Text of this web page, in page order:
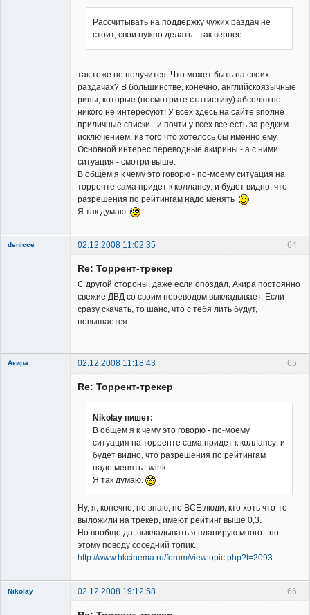
Рассчитывать на поддержку чужих раздач не
стоит, свои нужно делать - так вернее.
так тоже не получится. Что может быть на своих
раздачах? В большинстве, конечно, английскоязычные
рипы, которые (посмотрите статистику) абсолютно
никого не интересуют! У всех здесь на сайте вполне
приличные списки - и почти у всех все есть за редким
исключением, из того что хотелось бы именно ему.
Основной интерес переводные акирины - а с ними
ситуация - смотри выше.
В общем я к чему это говорю - по-моему ситуация на
торренте сама придет к коллапсу: и будет видно, что
разрешения по рейтингам надо менять
Я так думаю.
64
denicce
02.12.2008 11:02:35
Re: Торрент-трекер
С другой стороны, даже если опоздал, Акира постоянно
свежие ДВД со своим переводом выкладывает. Если
сразу скачать, то шанс, что с тебя лить будут,
повышается.
65
Акира 02.12.2008 11:18:43
Re: Торрент-трекер
Nikolay пишет:
В общем я к чему это говорю - по-моему
ситуация на торренте сама придет к коллапсу: и
будет видно, что разрешения по рейтингам
надо менять :wink:
Я так думаю.
Ну, я, конечно, не знаю, но ВСЕ люди, кто хоть что-то
выложили на трекер, имеют рейтинг выше 0,3.
Но вообще да, выкладывать я планирую много - по
этому поводу соседний топик.
http://www.hkcinema.ru/forum/viewtopic.php?t=2093
66
Nikolay
02.12.2008 19:12:58